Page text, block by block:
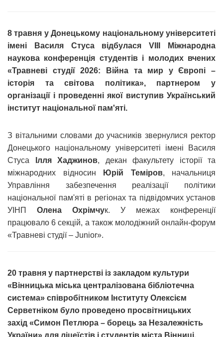
8 травня у Донецькому національному університеті
імені Василя Стуса відбулася VIII Міжнародна
наукова конференція студентів і молодих вчених
«Травневі студії 2026: Війна та мир у Європі –
історія та світова політика», партнером у
організації і проведенні якої виступив Український
інститут національної пам'яті.
З вітальними словами до учасників звернулися ректор
Донецького національному університеті імені Василя
Стуса
Ілля Хаджинов, декан факультету історії та
міжнародних відносин
Юрій Теміров, начальниця
Управління забезпечення реалізації політики
національної пам'яті в регіонах та підвідомчих установ
УІНП Олена Охрімчук. У межах конференції
працювало 6 секцій, а також молодіжний онлайн-форум
«Травневі студії – Junior».
20 травня у партнерстві із закладом культури
«Вінницька міська централізована бібліотечна
система» співробітником Інституту Олексієм
Серветніком було проведено просвітницьких
захід «Симон Петлюра – борець за Незалежність
України» для ліцеїстів і студентів міста Вінниці.